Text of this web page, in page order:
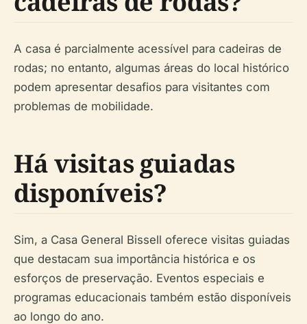
A casa é parcialmente acessível para cadeiras de
rodas; no entanto, algumas áreas do local histórico
podem apresentar desafios para visitantes com
problemas de mobilidade.
Há visitas guiadas
disponíveis?
Sim, a Casa General Bissell oferece visitas guiadas
que destacam sua importância histórica e os
esforços de preservação. Eventos especiais e
programas educacionais também estão disponíveis
ao longo do ano.